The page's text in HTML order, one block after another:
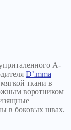
А-
D’imma
ткани в
воротником
в боковых швах.